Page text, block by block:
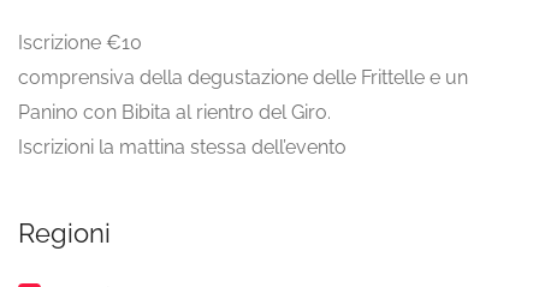
Iscrizione €10
comprensiva della degustazione delle Frittelle e un
Panino con Bibita al rientro del Giro.
Iscrizioni la mattina stessa dell’evento
Regioni